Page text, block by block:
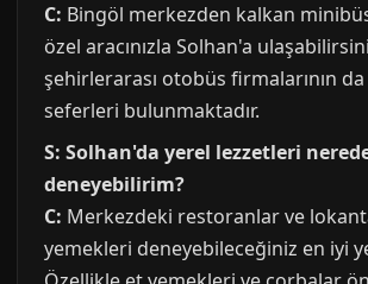
C: Bingöl merkezden kalkan
özel aracınızla Solhan'a
şehirlerarası otobüs firmalarının
seferleri bulunmaktadır.
S: Solhan'da yerel lezzetleri
deneyebilirim?
C: Merkezdeki restoranlar ve
yemekleri deneyebileceğiniz en iyi